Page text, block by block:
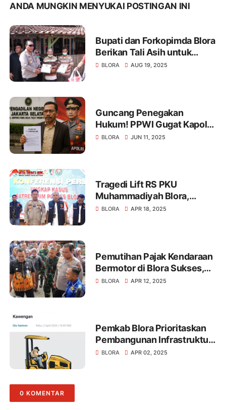
ANDA MUNGKIN MENYUKAI POSTINGAN INI
Bupati dan Forkopimda Blora
Berikan Tali Asih untuk
Korban Kebakaran Sumur
BLORA AUG 19, 2025
Guncang Penegakan
Hukum! PPWI Gugat Kapolri
di PN Jaksel, Bongkar
BLORA JUN 11, 2025
Tragedi Lift RS PKU
Muhammadiyah Blora,
Polres Tetapkan Ketua
BLORA APR 18, 2025
Pemutihan Pajak Kendaraan
Bermotor di Blora Sukses,
Pendapatan Daerah
BLORA APR 12, 2025
Pemkab Blora Prioritaskan
Pembangunan Infrastruktur
di Desa Kawengan,
BLORA APR 02, 2025
0 KOMENTAR